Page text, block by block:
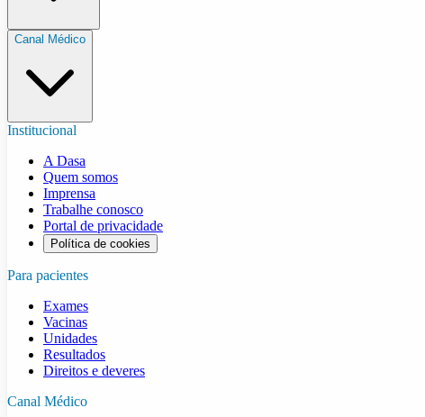
Canal Médico
Institucional
A Dasa
Quem somos
Imprensa
Trabalhe conosco
Portal de privacidade
Política de cookies
Para pacientes
Exames
Vacinas
Unidades
Resultados
Direitos e deveres
Canal Médico